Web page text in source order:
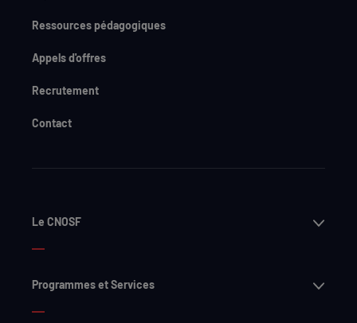
Ressources pédagogiques
Appels d'offres
Recrutement
Contact
Le CNOSF
Programmes et Services